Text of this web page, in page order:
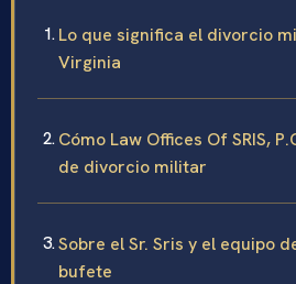
Lo que significa el divorcio
Virginia
Cómo Law Offices Of SRIS,
de divorcio militar
Sobre el Sr. Sris y el equipo
bufete